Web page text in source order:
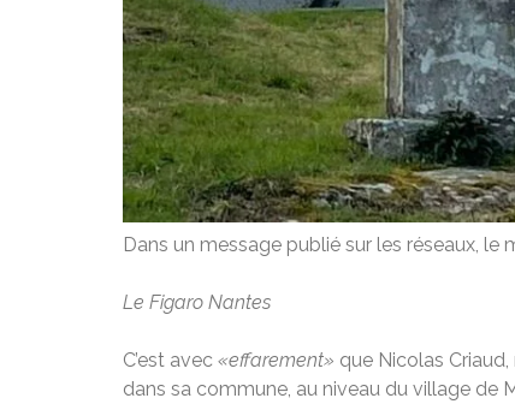
Dans un message publié sur les réseaux,
Le Figaro Nantes
C’est avec «effarement» que Nicolas
dans sa commune, au niveau du village de